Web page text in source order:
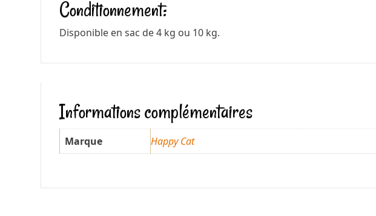
Conditionnement:
Disponible en sac de 4 kg ou 10 kg.
Informations complémentaires
Marque Happy Cat